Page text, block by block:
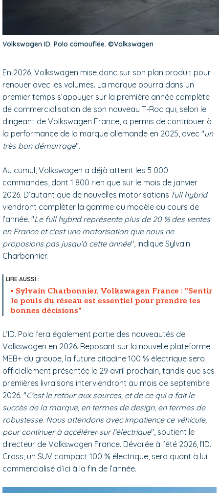
Volkswagen ID. Polo camouflée. ©Volkswagen
En 2026, Volkswagen mise donc sur son plan produit pour
renouer avec les volumes. La marque pourra dans un
premier temps s’appuyer sur la première année complète
de commercialisation de son nouveau T-Roc qui, selon le
dirigeant de Volkswagen France, a permis de contribuer à
la performance de la marque allemande en 2025, avec "un
très bon démarrage".
Au cumul, Volkswagen a déjà atteint les 5 000
commandes, dont 1 800 rien que sur le mois de janvier
2026. D’autant que de nouvelles motorisations full hybrid
viendront compléter la gamme du modèle au cours de
l’année. "Le full hybrid représente plus de 20 % des ventes
en France et c'est une motorisation que nous ne
proposions pas jusqu’à cette année", indique Sylvain
Charbonnier.
Sylvain Charbonnier, Volkswagen France : "Sentir
le pouls du réseau est essentiel pour prendre les
bonnes décisions"
L’ID. Polo fera également partie des nouveautés de
Volkswagen en 2026. Reposant sur la nouvelle plateforme
MEB+ du groupe, la future citadine 100 % électrique sera
officiellement présentée le 29 avril prochain, tandis que ses
premières livraisons interviendront au mois de septembre
2026. "C'est le retour aux sources, et de ce qui a fait le
succès de la marque, en termes de design, en termes de
robustesse. Nous attendons avec impatience ce véhicule,
pour continuer à accélérer sur l'électrique", soutient le
directeur de Volkswagen France. Dévoilée à l’été 2026, l’ID.
Cross, un SUV compact 100 % électrique, sera quant à lui
commercialisé d’ici à la fin de l’année.